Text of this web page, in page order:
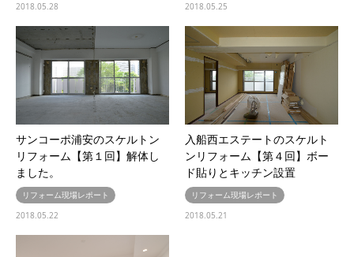
2018.05.28
2018.05.25
サンコーポ浦安のスケルトン
リフォーム【第１回】解体し
ました。
リフォーム現場レポート
2018.05.22
入船西エステートのスケルト
ンリフォーム【第４回】ボー
ド貼りとキッチン設置
リフォーム現場レポート
2018.05.21